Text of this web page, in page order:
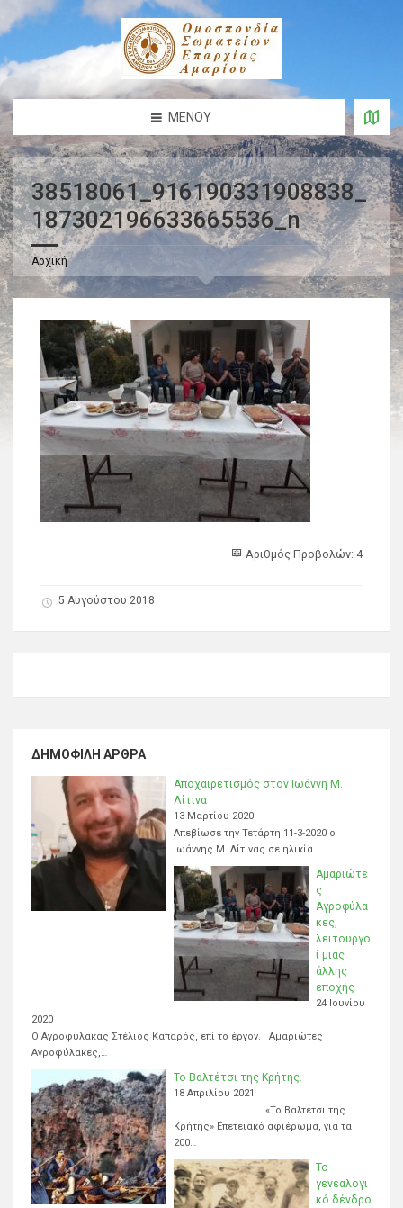
ΜΕΝΟΎ
38518061_916190331908838_
187302196633665536_n
Αρχική
Αριθμός Προβολών: 4
5 Αυγούστου 2018
ΔΗΜΟΦΙΛΉ ΆΡΘΡΑ
Αποχαιρετισμός στον Ιωάννη Μ.
Λίτινα
13 Μαρτίου 2020
Απεβίωσε την Τετάρτη 11-3-2020 ο
Ιωάννης Μ. Λίτινας σε ηλικία…
Αμαριώτε
ς
Αγροφύλα
κες,
λειτουργο
ί μιας
άλλης
εποχής
24 Ιουνίου
2020
Ο Αγροφύλακας Στέλιος Καπαρός, επί το έργον. Αμαριώτες
Αγροφύλακες,…
Το Βαλτέτσι της Κρήτης.
18 Απριλίου 2021
«Το Βαλτέτσι της
Κρήτης» Επετειακό αφιέρωμα, για τα
200…
Το
γενεαλογι
κό δένδρο